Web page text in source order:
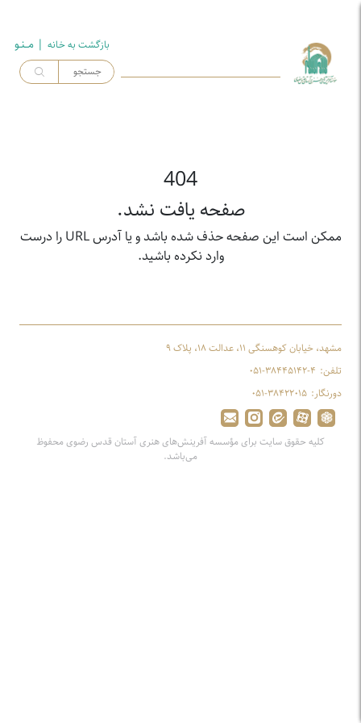
بازگشت به خـانه | مــنـو
404
صفحه یافت نشد.
ممکن است این صفحه حذف شده باشد و یا آدرس URL را درست
وارد نکرده باشید.
مشهد، خیابان کوهسنگی ۱۱، عدالت ۱۸، پلاک ۹
تلفن: ۰۵۱-۳۸۴۴۵۱۴۲-۴
دورنگار: ۰۵۱-۳۸۴۲۲۰۱۵
کلیه حقوق سایت برای مؤسسه آفرینش‌های هنری آستان قدس رضوی محفوظ
می‌باشد.